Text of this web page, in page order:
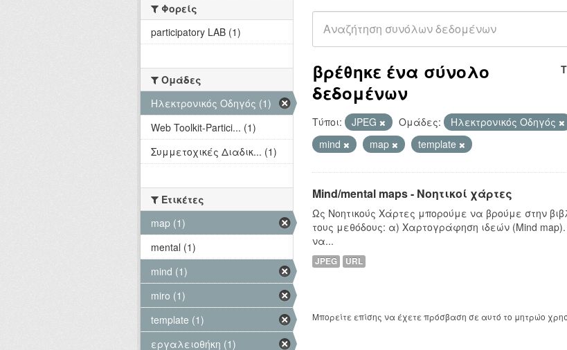
βρέθηκε ένα σύνολο
δεδομένων
Τύποι: JPEG Ομάδες: Hλεκτρονικός Οδηγός
mind
map template
Mind/mental maps - Νοητικοί χάρτες
Ως Νοητικούς Χάρτες μπορούμε να βρούμε στην
τους μεθόδους: α) Χαρτογράφηση ιδεών (Mind
να...
JPEG URL
Μπορείτε επίσης να έχετε πρόσβαση σε αυτό το μητρώο
Φορείς
participatory LAB (1)
Ομάδες
Hλεκτρονικός Οδηγός (1)
Web Toolkit-Partici... (1)
Συμμετοχικές Διαδικ... (1)
Ετικέτες
map (1)
mental (1)
mind (1)
miro (1)
template (1)
εργαλειοθήκη (1)